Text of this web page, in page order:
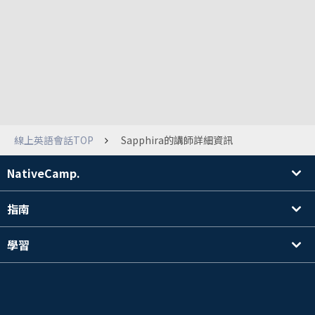
線上英語會話TOP Sapphira的講師詳細資訊
NativeCamp.
指南
學習